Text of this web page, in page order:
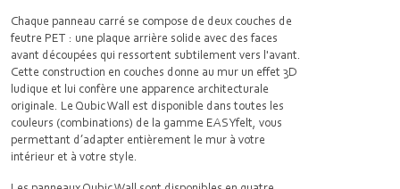
Chaque panneau carré se compose de deux couches de
feutre PET : une plaque arrière solide avec des faces
avant découpées qui ressortent subtilement vers l'avant.
Cette construction en couches donne au mur un effet 3D
ludique et lui confère une apparence architecturale
originale. Le Qubic Wall est disponible dans toutes les
couleurs (combinations) de la gamme EASYfelt, vous
permettant d’adapter entièrement le mur à votre
intérieur et à votre style.